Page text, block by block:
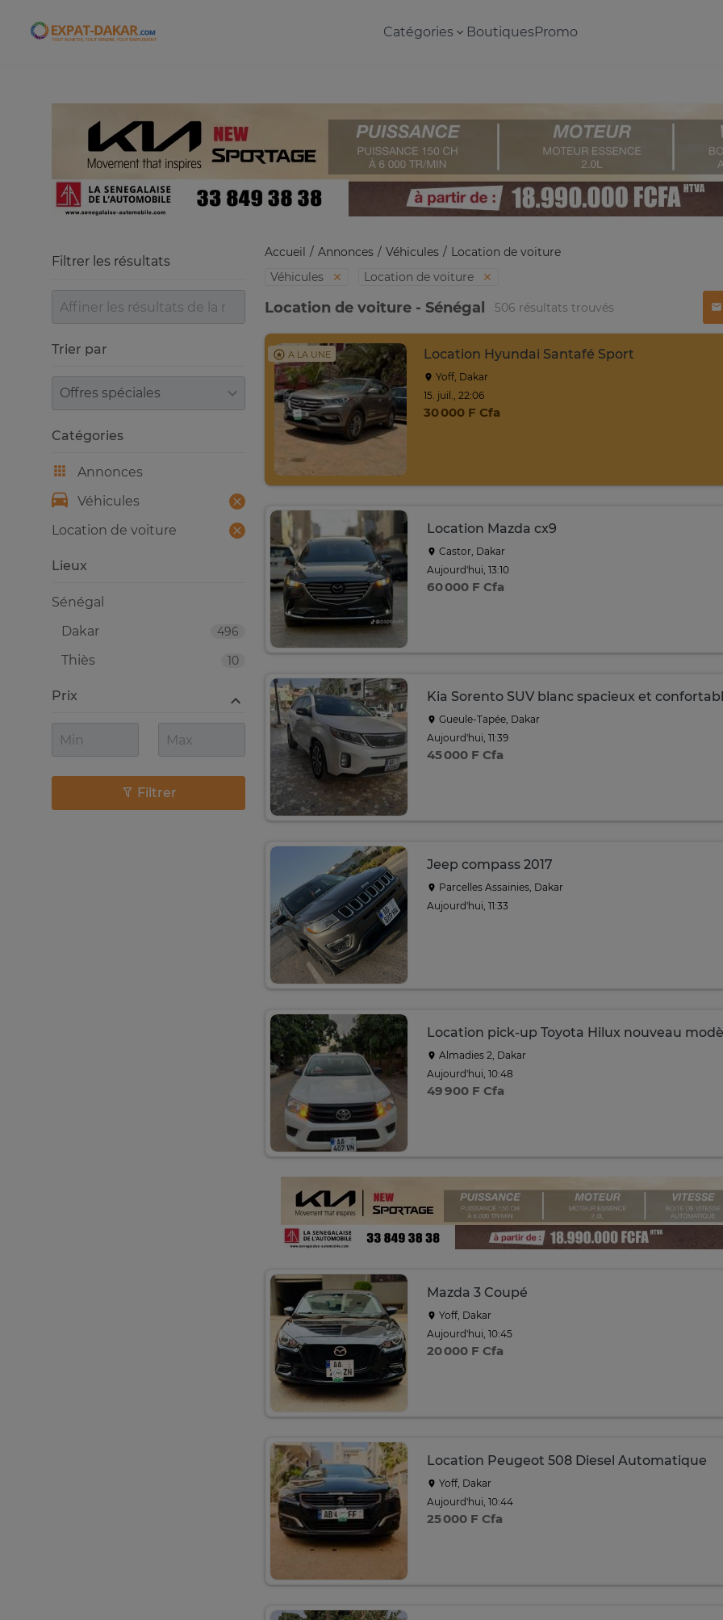
Expat-Dakar Catégories BoutiquesPromo
Accueil Annonces Véhicules
Location de voiture
Véhicules
Location de voiture
Location de voiture - Sénégal 506 résultats trouvés
A LA UNE Location Hyundai Santafé Sport
Yoff, Dakar
15. juil., 22:06
30 000 F Cfa
Location Mazda cx9
Castor, Dakar
Aujourd'hui, 13:10
60 000 F Cfa
Kia Sorento SUV blanc spacieux et
Gueule-Tapée, Dakar
Aujourd'hui, 11:39
45 000 F Cfa
Jeep compass 2017
Parcelles Assainies, Dakar
Aujourd'hui, 11:33
Location pick-up Toyota Hilux nouveau
Almadies 2, Dakar
Aujourd'hui, 10:48
49 900 F Cfa
Mazda 3 Coupé
Yoff, Dakar
Aujourd'hui, 10:45
20 000 F Cfa
Location Peugeot 508 Diesel Automatique
Yoff, Dakar
Aujourd'hui, 10:44
25 000 F Cfa
Filtrer les résultats
Trier par
Trier par
Catégories
Annonces
Véhicules
Location de voiture
Lieux
Sénégal
496
Dakar
10
Thiès
Prix
Filtrer